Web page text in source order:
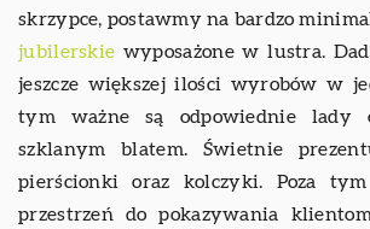
skrzypce, postawmy na bardzo
jubilerskie wyposażone w lustra.
jeszcze większej ilości wyrobów w
tym ważne są odpowiednie lady
szklanym blatem. Świetnie
pierścionki oraz kolczyki. Poza
przestrzeń do pokazywania